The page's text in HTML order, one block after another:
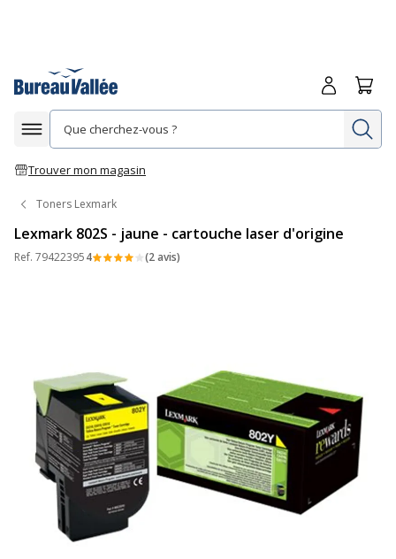
Afficher la navigation
Trouver mon magasin
Me
Toners Lexmark
Lexmark 802S - jaune - cartouche laser d'origine
Ref. 794223954 (2 avis)